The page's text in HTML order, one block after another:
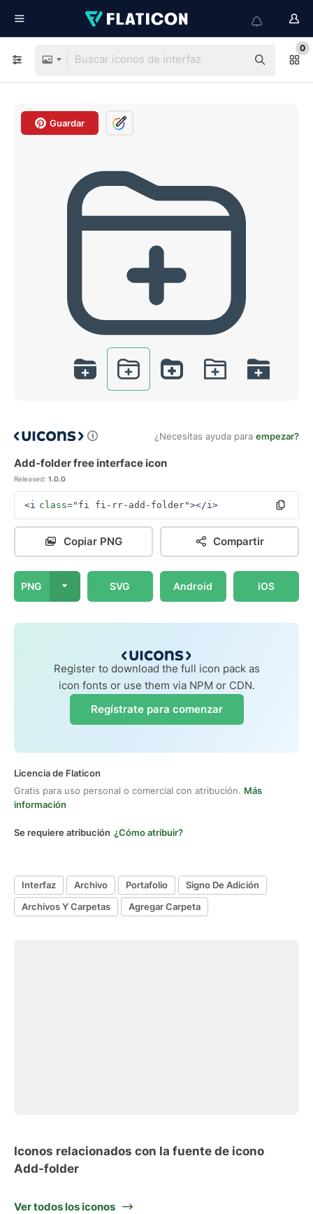
0
Guardar
¿Necesitas ayuda para empezar?
Add-folder free interface icon
Released: 1.0.0
<i class="fi fi-rr-add-folder"></i>
Copiar PNG Compartir
PNG SVG Android iOS
Register to download the full icon pack as
icon fonts or use them via NPM or CDN.
Regístrate para comenzar
Licencia de Flaticon
Gratis para uso personal o comercial con atribución. Más
información
Se requiere atribución ¿Cómo atribuir?
Interfaz Archivo Portafolio
Signo De Adición
Archivos Y Carpetas
Agregar Carpeta
Iconos relacionados con la fuente de icono
Add-folder
Ver todos los iconos